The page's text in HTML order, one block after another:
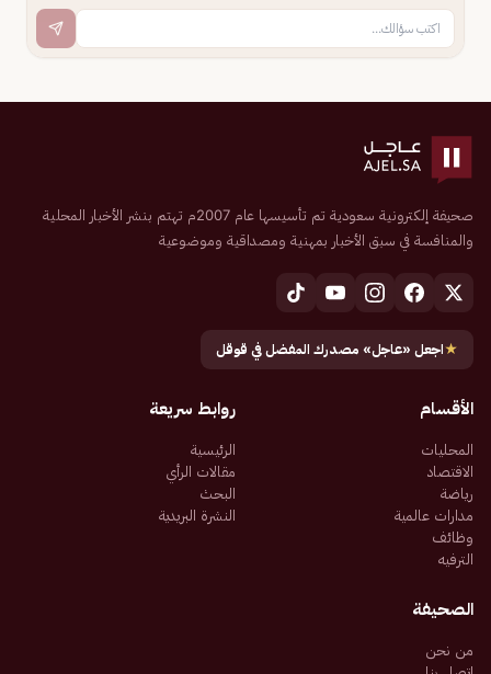
صحيفة إلكترونية سعودية تم تأسيسها عام 2007م تهتم بنشر الأخبار المحلية
والمنافسة في سبق الأخبار بمهنية ومصداقية وموضوعية
★اجعل «عاجل» مصدرك المفضل في قوقل
الأقسام
المحليات
الاقتصاد
رياضة
مدارات عالمية
وظائف
الترفيه
روابط سريعة
الرئيسية
مقالات الرأي
البحث
النشرة البريدية
الصحيفة
من نحن